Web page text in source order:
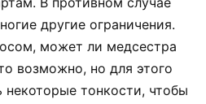
другие ограничения.
может ли медсестра
возможно, но для этого
тонкости, чтобы